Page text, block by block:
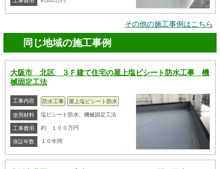
その他の施工事例はこちら
同じ地域の施工事例
大阪市 北区 ３Ｆ建て住宅の屋上塩ビシート防水工事 機
械固定工法
工事内容 防水工事 屋上塩ビシート防水
使用材料 塩ビシート防水、機械固定工法
工事費用 約 １００万円
保証年数 １０年間